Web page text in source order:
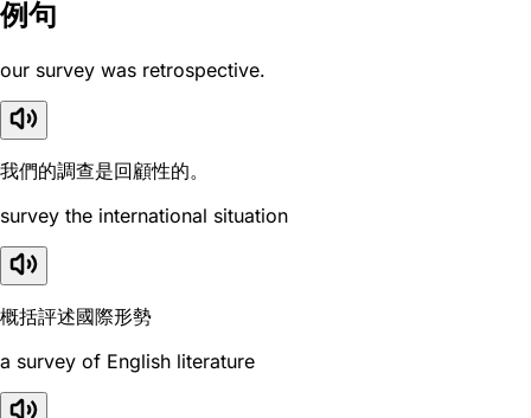
例句
our survey was retrospective.
我們的調查是回顧性的。
survey the international situation
概括評述國際形勢
a survey of English literature